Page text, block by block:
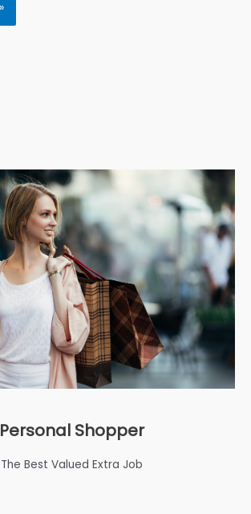
Personal Shopper
The Best Valued Extra Job